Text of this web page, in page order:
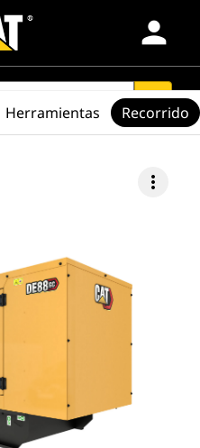
person
search
more_vert
Herramientas Recorrido